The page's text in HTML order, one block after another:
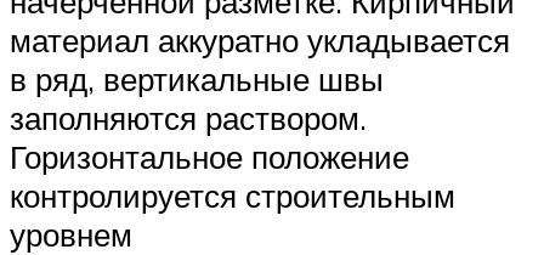
материал аккуратно укладывается
в ряд, вертикальные швы
заполняются раствором.
Горизонтальное положение
контролируется строительным
уровнем